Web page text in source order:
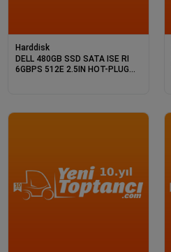
Harddisk
DELL 480GB SSD SATA ISE RI
6GBPS 512E 2.5IN HOT-PLUG